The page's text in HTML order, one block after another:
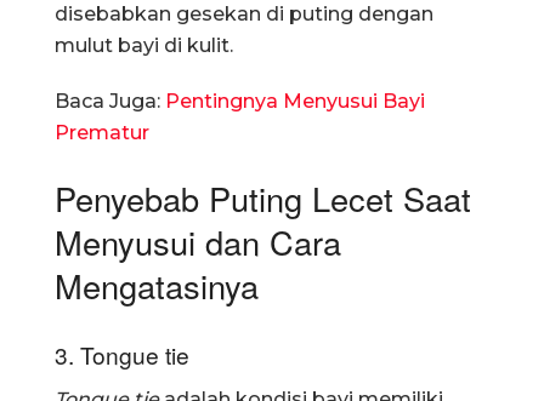
disebabkan gesekan di puting dengan
mulut bayi di kulit.
Baca Juga: Pentingnya Menyusui Bayi
Prematur
Penyebab Puting Lecet Saat
Menyusui dan Cara
Mengatasinya
3. Tongue tie